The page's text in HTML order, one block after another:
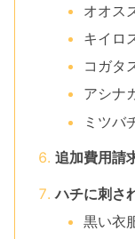
オオス
キイロ
コガタ
アシナ
ミツバ
追加費用請
ハチに刺さ
黒い衣